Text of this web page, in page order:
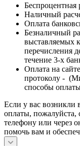
Беспроцентная
Наличный
Оплата
Безналичный
выставляемых
перечисления
течение 3-х
Оплата на
протоколу -
способы
Если у вас возникли
оплаты, пожалуйста,
телефону или через
помочь вам и